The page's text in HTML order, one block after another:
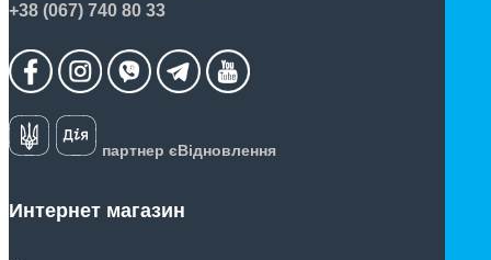
+38 (067) 740 80 33
партнер єВідновлення
Интернет магазин